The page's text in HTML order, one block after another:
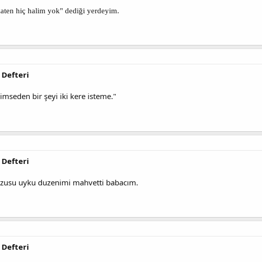
hiç halim yok" dediği yerdeyim.
Defteri
bir şeyi iki kere isteme."
Defteri
uyku duzenimi mahvetti babacım.
Defteri